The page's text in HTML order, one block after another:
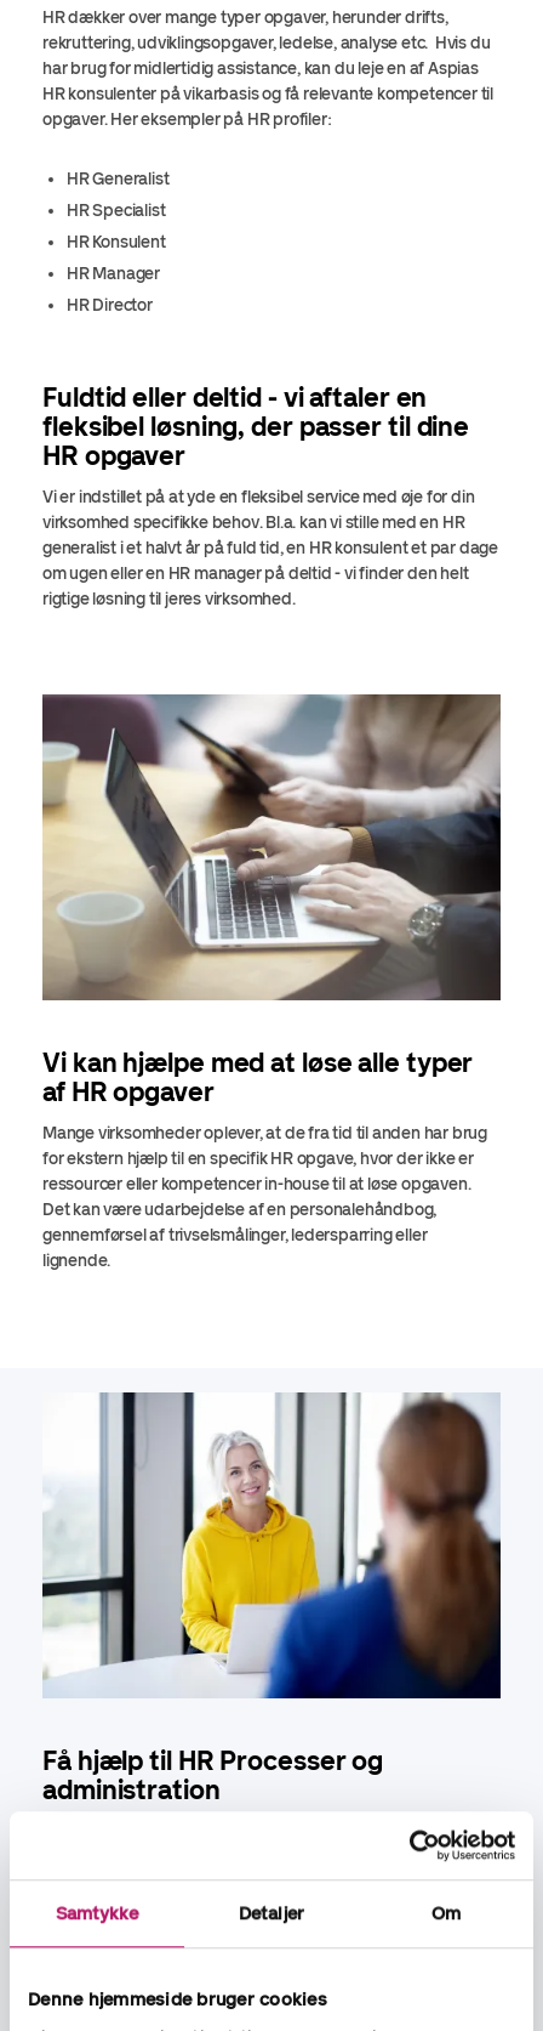
Samtykke Detaljer Om
Denne hjemmeside bruger cookies
HR dækker over mange typer opgaver, herunder drifts,
rekruttering, udviklingsopgaver, ledelse, analyse etc. Hvis du
har brug for midlertidig assistance, kan du leje en af Aspias
HR konsulenter på vikarbasis og få relevante kompetencer til
opgaver. Her eksempler på HR profiler:
HR Generalist
HR Specialist
HR Konsulent
HR Manager
HR Director
Fuldtid eller deltid - vi aftaler en
fleksibel løsning, der passer til dine
HR opgaver
Vi er indstillet på at yde en fleksibel service med øje for din
virksomhed specifikke behov. Bl.a. kan vi stille med en HR
generalist i et halvt år på fuld tid, en HR konsulent et par dage
om ugen eller en HR manager på deltid - vi finder den helt
rigtige løsning til jeres virksomhed.
Vi kan hjælpe med at løse alle typer
af HR opgaver
Mange virksomheder oplever, at de fra tid til anden har brug
for ekstern hjælp til en specifik HR opgave, hvor der ikke er
ressourcer eller kompetencer in-house til at løse opgaven.
Det kan være udarbejdelse af en personalehåndbog,
gennemførsel af trivselsmålinger, ledersparring eller
lignende.
Få hjælp til HR Processer og
administration
Daglig HR administration og koordination - varetagelse af
Personalejuridisk assistance
Beskrivelse og kortlægning af HR processer